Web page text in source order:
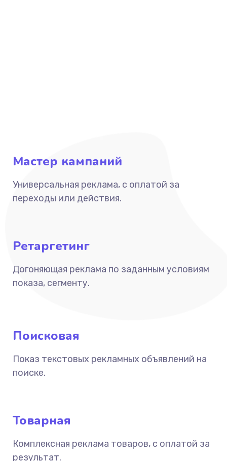
Мастер кампаний
Универсальная реклама, с оплатой за
переходы или действия.
Ретаргетинг
Догоняющая реклама по заданным условиям
показа, сегменту.
Поисковая
Показ текстовых рекламных объявлений на
поиске.
Товарная
Комплексная реклама товаров, с оплатой за
результат.